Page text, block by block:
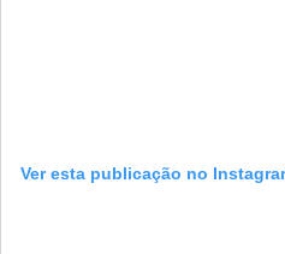
Ver esta publicação no